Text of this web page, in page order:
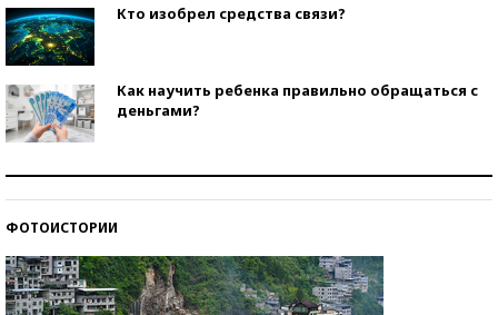
Кто изобрел средства связи?
Как научить ребенка правильно обращаться с
деньгами?
ФОТОИСТОРИИ